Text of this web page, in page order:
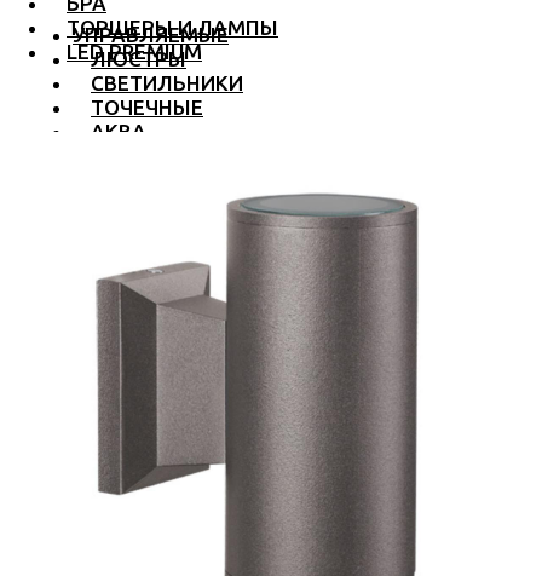
ТОРШЕРЫ И ЛАМПЫ
LED PREMIUM
УПРАВЛЯЕМЫЕ
ЛЮСТРЫ
СВЕТИЛЬНИКИ
ТОЧЕЧНЫЕ
АКВА
ТОРШЕРЫ И ЛАМПЫ